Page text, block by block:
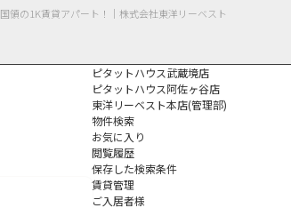
国領の1K賃貸アパート！｜株式会社東洋リーベスト
ピタットハウス武蔵境店
ピタットハウス阿佐ヶ谷店
東洋リーベスト本店(管理部)
物件検索
お気に入り
閲覧履歴
保存した検索条件
賃貸管理
ご入居者様